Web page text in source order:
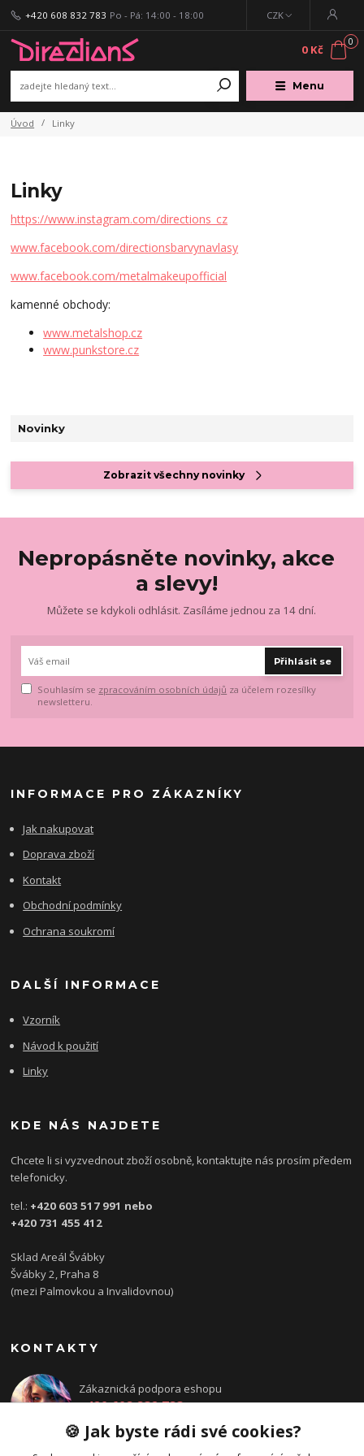
Menu
CZK
+420 608 832 783 Po - Pá: 14:00 - 18:00
0
0 Kč
Úvod Linky
Novinky
Zobrazit všechny novinky
Linky
https://www.instagram.com/directions_cz
www.facebook.com/directionsbarvynavlasy
www.facebook.com/metalmakeupofficial
kamenné obchody:
www.metalshop.cz
www.punkstore.cz
Nepropásněte novinky, akce
a slevy!
Můžete se kdykoli odhlásit. Zasíláme jednou za 14 dní.
Přihlásit se
Souhlasím se zpracováním osobních údajů za účelem rozesílky
newsletteru.
INFORMACE PRO ZÁKAZNÍKY
Jak nakupovat
Doprava zboží
Kontakt
Obchodní podmínky
Ochrana soukromí
DALŠÍ INFORMACE
Vzorník
Návod k použití
Linky
KDE NÁS NAJDETE
Chcete li si vyzvednout zboží osobně, kontaktujte nás prosím předem
telefonicky.
tel.: +420 603 517 991 nebo
+420 731 455 412
Sklad Areál Švábky
Švábky 2, Praha 8
(mezi Palmovkou a Invalidovnou)
KONTAKTY
Zákaznická podpora eshopu
+420 608 832 783
🍪 Jak byste rádi své cookies?